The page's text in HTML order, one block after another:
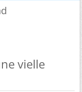
vielle